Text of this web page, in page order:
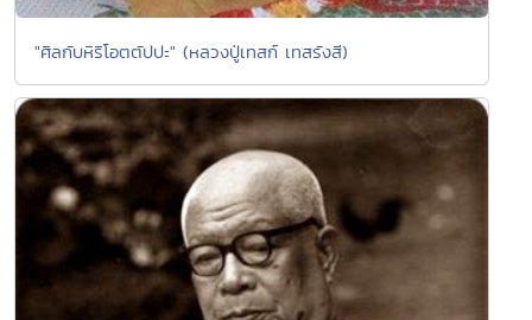
"ศิลกับหิริโอตตัปปะ" (หลวงปู่เทสก์ เทสรังสี)